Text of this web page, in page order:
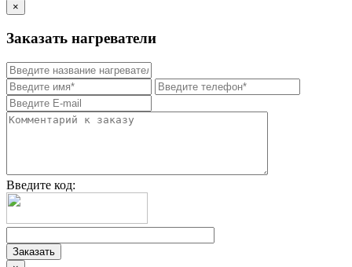
×
Заказать нагреватели
Введите код: